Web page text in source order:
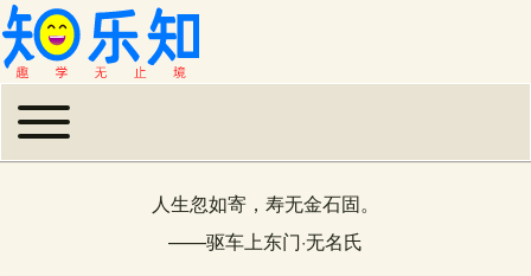
主导航
Toggle main menu
人生忽如寄，寿无金石固。
——驱车上东门·无名氏